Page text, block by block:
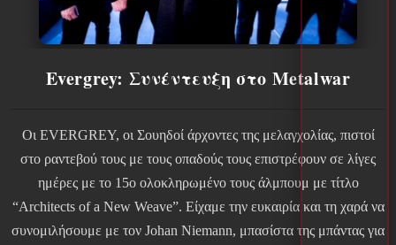
Evergrey: Συνέντευξη στο Metalwar
Oι EVERGREY, οι Σουηδοί άρχοντες της μελαγχολίας, πιστοί
στο ραντεβού τους με τους οπαδούς τους επιστρέφουν σε λίγες
ημέρες με το 15ο ολοκληρωμένο τους άλμπουμ με τίτλο
“Architects of a New Weave”. Είχαμε την ευκαιρία και τη χαρά να
συνομιλήσουμε με τον Johan Niemann, μπασίστα της μπάντας για